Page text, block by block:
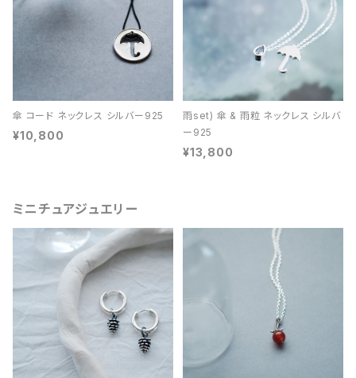
傘 コード ネックレス シルバー925
¥10,800
雨set) 傘 & 雨粒 ネックレス シルバ
ー925
¥13,800
ミニチュアジュエリー